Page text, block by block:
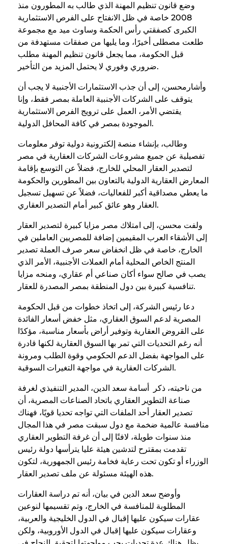
وضع قانون تنظيم المهنة الذي طالب به المطورون منذ
2008 خاصة في ظل الانفتاح على الفرص الاستثمارية
الكبرى كصفقتي رأس الحكمة وساوث ميد مع مجموعة
طلعت مصطلى أخيرًا، وما يليها من صفقات مستهدفة من
قبل الحكومة، مما يجعل قانون تنظيم المهنة مطلب
ضروري وفوري لا يحتمل المزيد من التأخير.
وأشارمحسن، إلى أن جذب الاستثمارات الأجنبية لا يجب أن
يتوقف على الشركات الأجنبية العاملة بمصر فقط، وإنا
يقتضي الأمر، العمل على ترويج الفرص الاستثمارية
الموجودة بمصر في كافة المحافل الدولية.
وطالب، بإنشاء منصة إلكترونية دولية توفر معلومات
تفصيلية عن جميع مشروعات الشركات العقارية في مصر
لتصدير العقار المحلي للخارج، فضلاً عن التوسع بإقامة
المعارض العقارية الدولية بالتعاون بين المطورين والحكومة
ما يعطي مصداقية أكبر للفعاليات، فضلاً عن تسهيل تسجيل
العقار وهو عائق كبير أمام التصدير العقاري.
ولفت محسن، إلى امتلاك مصر مزايا كبيرة لتصدير العقار
إلى الأشقاء العرب المقيمين إضافة للمصريين العاملين في
الخارج، خاصة في ظل انخفاض سعر صرف العملة تصدير
المنتج الخاص المحلية أمام العملات الأجنبية، الأمر الذي
يصب في صالح سواء أكان صناعي أم عقاري، ومنحه مزايا
تنافسية كبيرة بين دول المنطقة بمصر المصدرة للعقار.
دعا رئيس الشركة، إلى اتخاذ خطوات من قبل الحكومة
المصرية لدعم السوق العقاري، مثل خفض أسعار الفائدة
على القروض العقارية وتوفير أراض بأسعار مناسبة، مؤكدًا
أنه رغم التحديات التي تمر بها السوق العقارية لكنها قادرة
على المواجهة بفضل الدعم الحكومي وقوة الطلب ومرونة
الشركات العقارية في مواجهة التغيرات السوقية.
من ناحيته، ذكر أسامة سعد الدين، المدير التنفيذي لغرفة
صناعة التطوير العقاري باتحاد الصناعات المصرية، أن
تصدير العقار أحد الملفات التي تواجه تحديا قويًا، فهناك
منافسة عالمية ضخمة مع دول سبقت مصر في هذا المجال
منذ سنوات طويلة، لافتًا إلى أن غرفة التطوير العقاري
تقدمت بمقترح لتدشين هيئة عليا يترأسها دولة رئيس
الوزراء أو تكون تحت رعاية فخامة رئيس الجمهورية، لتكون
هذه الهيئة مسئولة عن ملف تصدير العقار.
وأوضح سعد الدين في بيان، أنه تم دراسة العقارات
المطلوبة للمنافسة في الخارج، وتم تقسيمها لنوعين
عقارات سيكون عليها إقبال في الدول الخليجية والعربية،
وعقارات سيكون عليها إقبال في الدول الأوروبية، ولكن